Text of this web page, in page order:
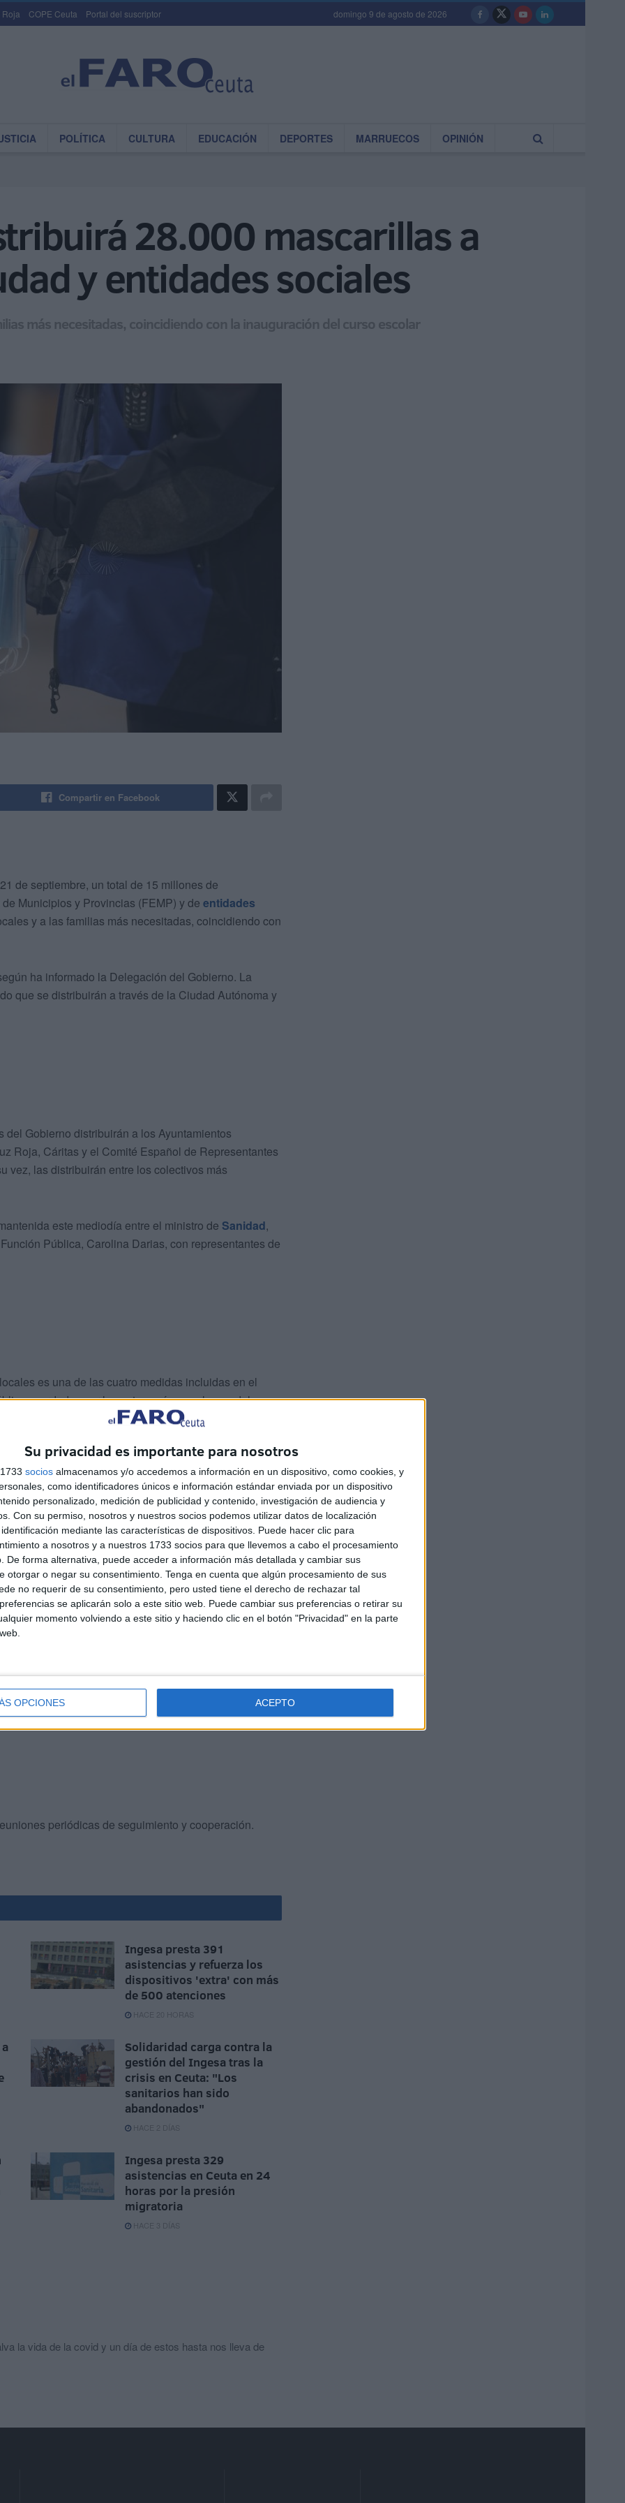
Su privacidad es importante para nosotros
socios almacenamos y/o accedemos a información en un dispositivo, como cookies, y
como identificadores únicos e información estándar enviada por un dispositivo
personalizado, medición de publicidad y contenido, investigación de audiencia y
Con su permiso, nosotros y nuestros socios podemos utilizar datos de localización
mediante las características de dispositivos. Puede hacer clic para
a nosotros y a nuestros 1733 socios para que llevemos a cabo el procesamiento
De forma alternativa, puede acceder a información más detallada y cambiar sus
otorgar o negar su consentimiento. Tenga en cuenta que algún procesamiento de sus
no requerir de su consentimiento, pero usted tiene el derecho de rechazar tal
se aplicarán solo a este sitio web. Puede cambiar sus preferencias o retirar su
momento volviendo a este sitio y haciendo clic en el botón "Privacidad" en la parte
OPCIONES ACEPTO
Roja COPE Ceuta Portal del suscriptor domingo 9 de agosto de 2026
POLÍTICA CULTURA EDUCACIÓN DEPORTES MARRUECOS OPINIÓN
28.000 mascarillas a
y entidades sociales
más necesitadas, coincidiendo con la inauguración del curso escolar
Compartir en Facebook
de septiembre, un total de 15 millones de
Municipios y Provincias (FEMP) y de entidades
y a las familias más necesitadas, coincidiendo con
ha informado la Delegación del Gobierno. La
que se distribuirán a través de la Ciudad Autónoma y
Gobierno distribuirán a los Ayuntamientos
Roja, Cáritas y el Comité Español de Representantes
vez, las distribuirán entre los colectivos más
este mediodía entre el ministro de Sanidad,
Pública, Carolina Darias, con representantes de
es una de las cuatro medidas incluidas en el
acordadas por las autonomías en el seno del
(SNS) del pasado 9 de septiembre.
la participación activa de los ayuntamientos y las
de la salud pública es esencial.
ciudadanía, facilitando el cumplimiento de las
de forma muy importante, apoyando a las personas
sociales de la crisis. También en la fase actual su
importancia potenciar y estrechar la interlocución con
y respuesta frente al virus.
periódicas de seguimiento y cooperación.
Ingesa presta 391
asistencias y refuerza los
dispositivos 'extra' con más
de 500 atenciones
HACE 20 HORAS
Solidaridad carga contra la
gestión del Ingesa tras la
crisis en Ceuta: "Los
sanitarios han sido
abandonados"
HACE 2 DÍAS
Ingesa presta 329
asistencias en Ceuta en 24
horas por la presión
migratoria
HACE 3 DÍAS
la vida de la covid y un día de estos hasta nos lleva de